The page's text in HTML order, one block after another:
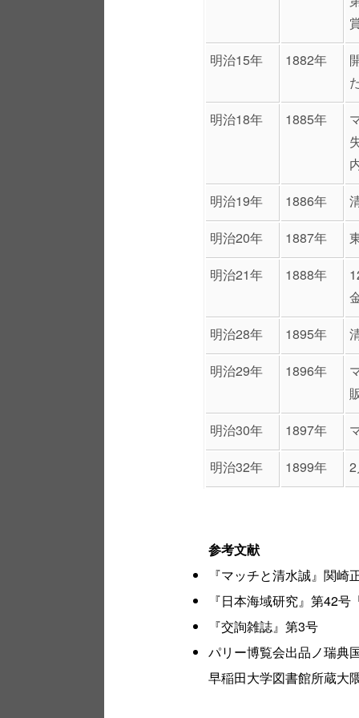
明治15年
1882年
明治18年
1885年
明治19年
1886年
明治20年
1887年
明治21年
1888年
明治28年
1895年
明治29年
1896年
明治30年
1897年
明治32年
1899年
参考文献
『マッチと清水誠』関崎
『日本海域研究』第42
『交詢雑誌』第3号
パリー博覧会出品ノ瑞典
早稲田大学図書館所蔵大